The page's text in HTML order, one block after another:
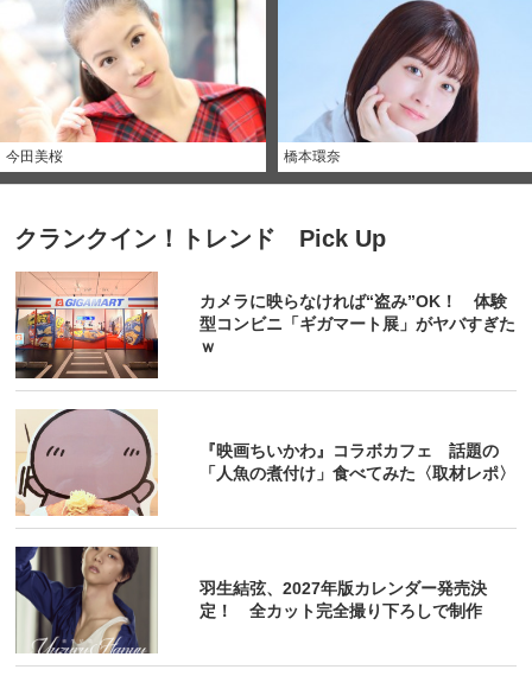
今田美桜 橋本環奈
クランクイン！トレンド Pick Up
カメラに映らなければ“盗み”OK！ 体験
型コンビニ「ギガマート展」がヤバすぎた
ｗ
『映画ちいかわ』コラボカフェ 話題の
「人魚の煮付け」食べてみた〈取材レポ〉
羽生結弦、2027年版カレンダー発売決
定！ 全カット完全撮り下ろしで制作